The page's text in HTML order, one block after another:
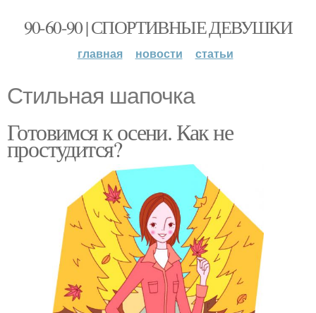
90-60-90 | СПОРТИВНЫЕ ДЕВУШКИ
главная новости статьи
Стильная шапочка
Готовимся к осени. Как не
простудится?